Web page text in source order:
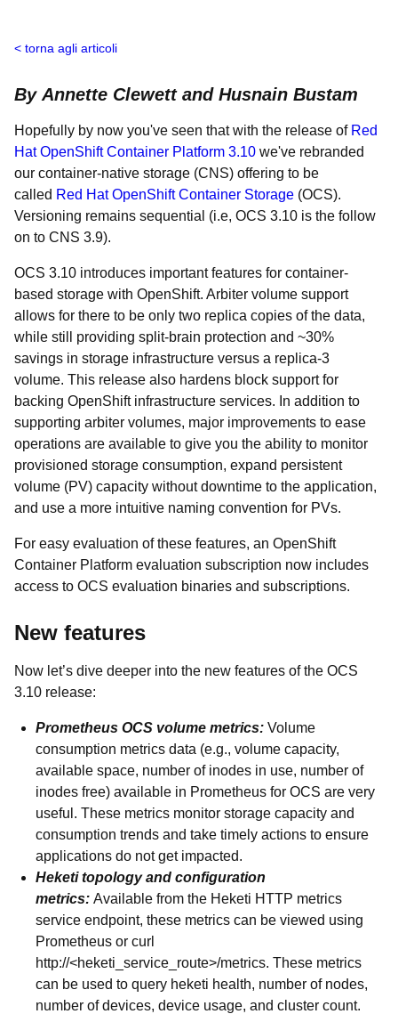
torna agli articoli
By Annette Clewett and Husnain Bustam
Hopefully by now you've seen that with the release of Red
Hat OpenShift Container Platform 3.10 we've rebranded
our container-native storage (CNS) offering to be
called Red Hat OpenShift Container Storage (OCS).
Versioning remains sequential (i.e, OCS 3.10 is the follow
on to CNS 3.9).
OCS 3.10 introduces important features for container-
based storage with OpenShift. Arbiter volume support
allows for there to be only two replica copies of the data,
while still providing split-brain protection and ~30%
savings in storage infrastructure versus a replica-3
volume. This release also hardens block support for
backing OpenShift infrastructure services. In addition to
supporting arbiter volumes, major improvements to ease
operations are available to give you the ability to monitor
provisioned storage consumption, expand persistent
volume (PV) capacity without downtime to the application,
and use a more intuitive naming convention for PVs.
For easy evaluation of these features, an OpenShift
Container Platform evaluation subscription now includes
access to OCS evaluation binaries and subscriptions.
New features
Now let’s dive deeper into the new features of the OCS
3.10 release:
Prometheus OCS volume metrics: Volume
consumption metrics data (e.g., volume capacity,
available space, number of inodes in use, number of
inodes free) available in Prometheus for OCS are very
useful. These metrics monitor storage capacity and
consumption trends and take timely actions to ensure
applications do not get impacted.
Heketi topology and configuration
metrics: Available from the Heketi HTTP metrics
service endpoint, these metrics can be viewed using
Prometheus or curl
http://<heketi_service_route>/metrics. These metrics
can be used to query heketi health, number of nodes,
number of devices, device usage, and cluster count.